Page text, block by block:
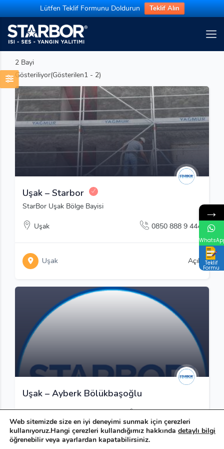
Lütfen Teklif Formunu Doldurun Teklif Alın
2 Bayi
Gösteriliyor(Gösterilen1 - 2)
Uşak – Starbor
StarBor Uşak Bölge Bayisi
Uşak 0850 888 9 444
Uşak Açık
Uşak – Ayberk Bölükbaşoğlu
Web sitemizde size en iyi deneyimi sunmak için çerezleri
kullanıyoruz.Hangi çerezleri kullandığımız hakkında detaylı bilgi
öğrenebilir veya ayarlardan kapatabilirsiniz.
→
Teklif
Formu